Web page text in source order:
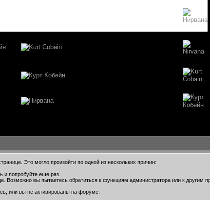
Это могло произойти по одной из нескольких причин:
и попробуйте еще раз.
Возможно вы пытаетесь обратиться к функциям администратора или к другим
или вы не активированы на форуме.